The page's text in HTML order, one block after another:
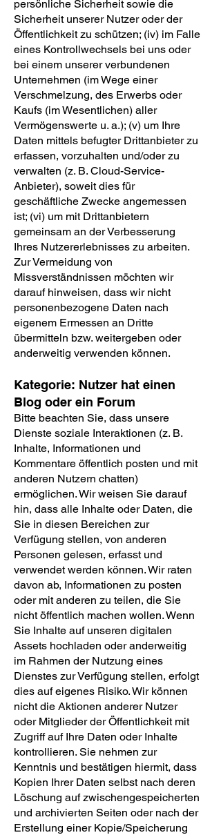
persönliche Sicherheit sowie die
Sicherheit unserer Nutzer oder der
Öffentlichkeit zu schützen; (iv) im Falle
eines Kontrollwechsels bei uns oder
bei einem unserer verbundenen
Unternehmen (im Wege einer
Verschmelzung, des Erwerbs oder
Kaufs (im Wesentlichen) aller
Vermögenswerte u. a.); (v) um Ihre
Daten mittels befugter Drittanbieter zu
erfassen, vorzuhalten und/oder zu
verwalten (z. B. Cloud-Service-
Anbieter), soweit dies für
geschäftliche Zwecke angemessen
ist; (vi) um mit Drittanbietern
gemeinsam an der Verbesserung
Ihres Nutzererlebnisses zu arbeiten.
Zur Vermeidung von
Missverständnissen möchten wir
darauf hinweisen, dass wir nicht
personenbezogene Daten nach
eigenem Ermessen an Dritte
übermitteln bzw. weitergeben oder
anderweitig verwenden können.
Kategorie: Nutzer hat einen
Blog oder ein Forum
Bitte beachten Sie, dass unsere
Dienste soziale Interaktionen (z. B.
Inhalte, Informationen und
Kommentare öffentlich posten und mit
anderen Nutzern chatten)
ermöglichen. Wir weisen Sie darauf
hin, dass alle Inhalte oder Daten, die
Sie in diesen Bereichen zur
Verfügung stellen, von anderen
Personen gelesen, erfasst und
verwendet werden können. Wir raten
davon ab, Informationen zu posten
oder mit anderen zu teilen, die Sie
nicht öffentlich machen wollen. Wenn
Sie Inhalte auf unseren digitalen
Assets hochladen oder anderweitig
im Rahmen der Nutzung eines
Dienstes zur Verfügung stellen, erfolgt
dies auf eigenes Risiko. Wir können
nicht die Aktionen anderer Nutzer
oder Mitglieder der Öffentlichkeit mit
Zugriff auf Ihre Daten oder Inhalte
kontrollieren. Sie nehmen zur
Kenntnis und bestätigen hiermit, dass
Kopien Ihrer Daten selbst nach deren
Löschung auf zwischengespeicherten
und archivierten Seiten oder nach der
Erstellung einer Kopie/Speicherung